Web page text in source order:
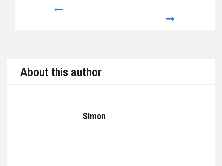
About this author
Simon